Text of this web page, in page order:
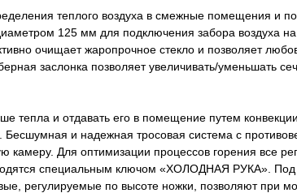
теплого воздуха в смежные помещения и
125 мм для подключения забора воздуха
очищает жаропрочное стекло и позволяет
заслонка позволяет увеличивать/уменьшать
тепла и отдавать его в помещение путем
и надежная тросовая система с
камеру. Для оптимизации процессов горения все
специальным ключом «ХОЛОДНАЯ РУКА». Под
регулируемые по высоте ножки, позволяют при